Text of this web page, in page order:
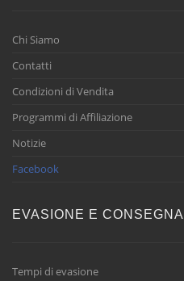
Chi Siamo
Contatti
Condizioni di Vendita
Programmi di Affiliazione
Notizie
Facebook
EVASIONE E CONSEGNA
Tempi di evasione